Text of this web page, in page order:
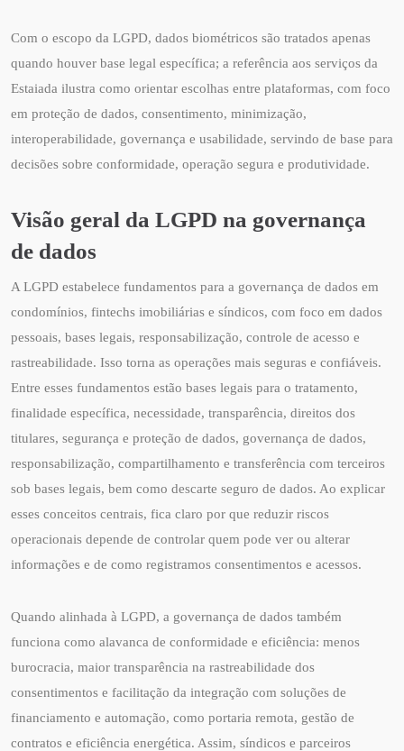
Com o escopo da LGPD, dados biométricos são tratados apenas
quando houver base legal específica; a referência aos serviços da
Estaiada ilustra como orientar escolhas entre plataformas, com foco
em proteção de dados, consentimento, minimização,
interoperabilidade, governança e usabilidade, servindo de base para
decisões sobre conformidade, operação segura e produtividade.
Visão geral da LGPD na governança
de dados
A LGPD estabelece fundamentos para a governança de dados em
condomínios, fintechs imobiliárias e síndicos, com foco em dados
pessoais, bases legais, responsabilização, controle de acesso e
rastreabilidade. Isso torna as operações mais seguras e confiáveis.
Entre esses fundamentos estão bases legais para o tratamento,
finalidade específica, necessidade, transparência, direitos dos
titulares, segurança e proteção de dados, governança de dados,
responsabilização, compartilhamento e transferência com terceiros
sob bases legais, bem como descarte seguro de dados. Ao explicar
esses conceitos centrais, fica claro por que reduzir riscos
operacionais depende de controlar quem pode ver ou alterar
informações e de como registramos consentimentos e acessos.
Quando alinhada à LGPD, a governança de dados também
funciona como alavanca de conformidade e eficiência: menos
burocracia, maior transparência na rastreabilidade dos
consentimentos e facilitação da integração com soluções de
financiamento e automação, como portaria remota, gestão de
contratos e eficiência energética. Assim, síndicos e parceiros